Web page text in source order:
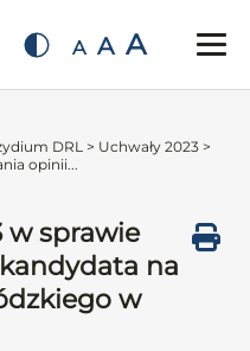
A A A
DRL > Uchwały 2023 >
opinii...
w sprawie
na
w